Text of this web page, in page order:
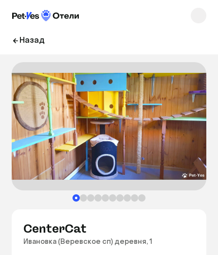
Назад
CenterCat
Ивановка (Веревское сп) деревня, 1